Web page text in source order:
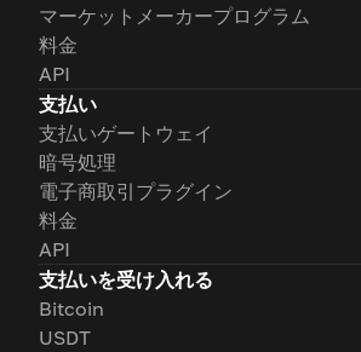
マーケットメーカープログラム
料金
API
支払い
支払いゲートウェイ
暗号処理
電子商取引プラグイン
料金
API
支払いを受け入れる
Bitcoin
USDT